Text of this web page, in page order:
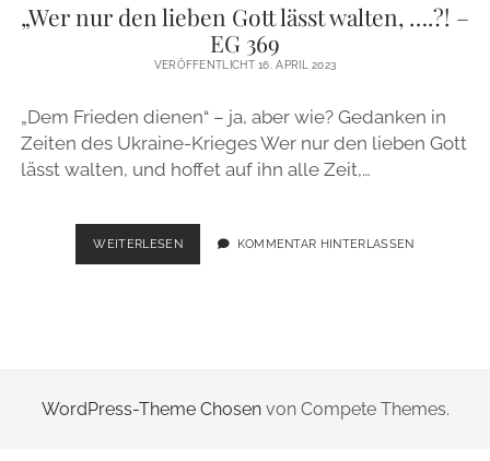
IMPRESSUM
instagram
email
„Wer nur den lieben Gott lässt walten, ….?! –
EG 369
VERÖFFENTLICHT 16. APRIL 2023
„Dem Frieden dienen“ – ja, aber wie? Gedanken in
Zeiten des Ukraine-Krieges Wer nur den lieben Gott
lässt walten, und hoffet auf ihn alle Zeit,…
WEITERLESEN„WER
NUR
–
KOMMENTAR HINTERLASSEN
WordPress-Theme Chosenvon Compete Themes.